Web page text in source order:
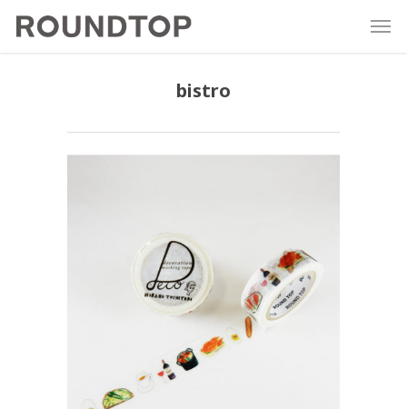
bistro